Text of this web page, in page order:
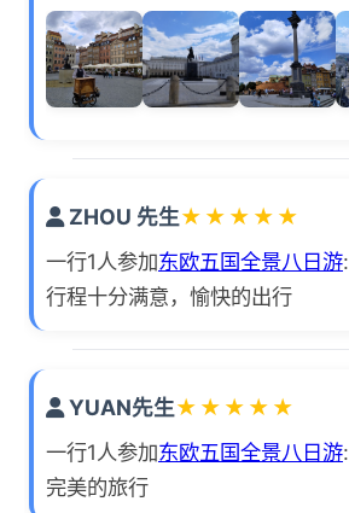
ZHOU 先生★ ★ ★ ★ ★
一行1人参加东欧五国全景八日游:
行程十分满意，愉快的出行
YUAN先生★ ★ ★ ★ ★
一行1人参加东欧五国全景八日游:
完美的旅行